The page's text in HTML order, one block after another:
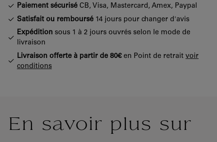
Paiement sécurisé CB, Visa, Mastercard, Amex, Paypal
Satisfait ou remboursé 14 jours pour changer d'avis
Expédition sous 1 à 2 jours ouvrés selon le mode de
livraison
Livraison offerte à partir de 80€en Point de retrait voir
conditions
En savoir plus sur